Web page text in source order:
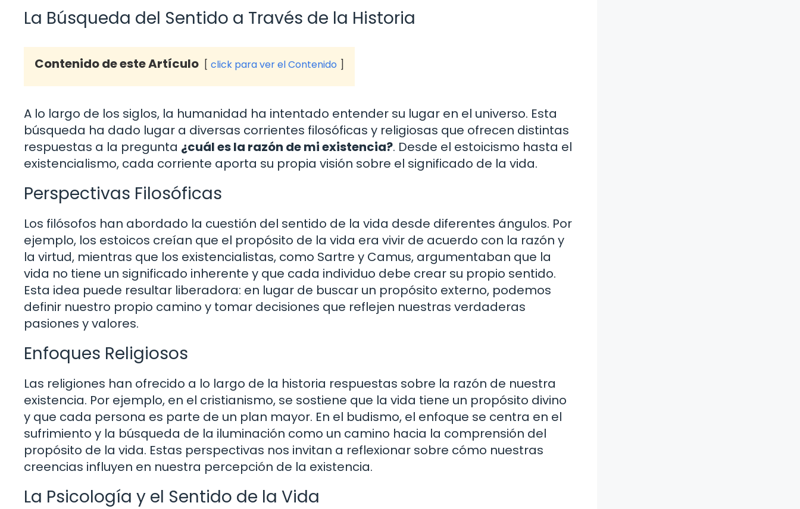
La Búsqueda del Sentido a Través de la Historia
Contenido de este Artículo click para ver el Contenido
A lo largo de los siglos, la humanidad ha intentado entender su lugar en el universo. Esta
búsqueda ha dado lugar a diversas corrientes filosóficas y religiosas que ofrecen distintas
respuestas a la pregunta ¿cuál es la razón de mi existencia?. Desde el estoicismo hasta el
existencialismo, cada corriente aporta su propia visión sobre el significado de la vida.
Perspectivas Filosóficas
Los filósofos han abordado la cuestión del sentido de la vida desde diferentes ángulos. Por
ejemplo, los estoicos creían que el propósito de la vida era vivir de acuerdo con la razón y
la virtud, mientras que los existencialistas, como Sartre y Camus, argumentaban que la
vida no tiene un significado inherente y que cada individuo debe crear su propio sentido.
Esta idea puede resultar liberadora: en lugar de buscar un propósito externo, podemos
definir nuestro propio camino y tomar decisiones que reflejen nuestras verdaderas
pasiones y valores.
Enfoques Religiosos
Las religiones han ofrecido a lo largo de la historia respuestas sobre la razón de nuestra
existencia. Por ejemplo, en el cristianismo, se sostiene que la vida tiene un propósito divino
y que cada persona es parte de un plan mayor. En el budismo, el enfoque se centra en el
sufrimiento y la búsqueda de la iluminación como un camino hacia la comprensión del
propósito de la vida. Estas perspectivas nos invitan a reflexionar sobre cómo nuestras
creencias influyen en nuestra percepción de la existencia.
La Psicología y el Sentido de la Vida